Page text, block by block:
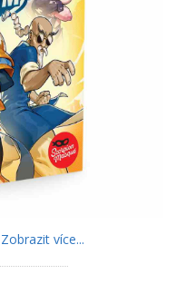
Zobrazit více...